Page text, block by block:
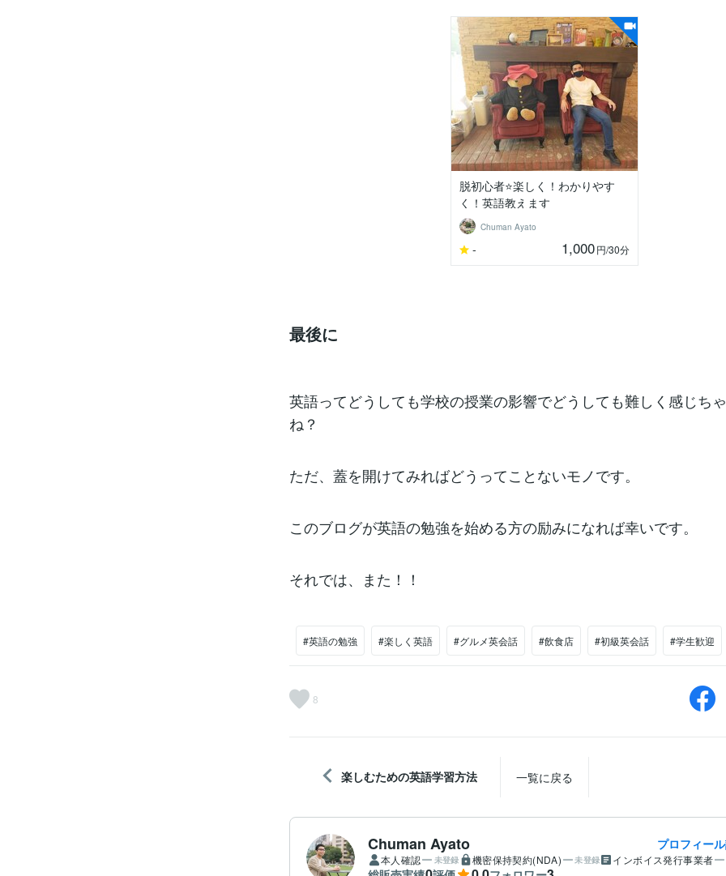
脱初心者⭐️楽しく！わかりやす
く！英語教えます
Chuman Ayato
- 1,000円/30分
最後に
英語ってどうしても学校の授業の影響でどうしても難しく感じち
ね？
ただ、蓋を開けてみればどうってことないモノです。
このブログが英語の勉強を始める方の励みになれば幸いです。
それでは、また！！
#英語の勉強 #楽しく英語 #グルメ英会話 #飲食店 #初級英会話 #学生歓迎
8
楽しむための英語学習方法 一覧に戻る
Chuman Ayato プロフィー
本人確認 未登録 機密保持契約(NDA) 未登録 インボイス発行事業者